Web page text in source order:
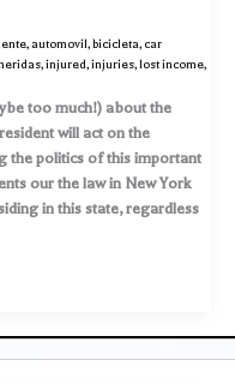
, automovil,bicicleta, car
,injured,injuries,lost income,
too much!) about the
will act on the
the politics of this important
our the law in New York
in this state, regardless